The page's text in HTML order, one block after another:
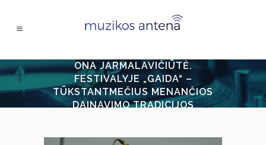
ONA JARMALAVIČIŪTĖ.
FESTIVALYJE „GAIDA“ –
TŪKSTANTMEČIUS MENANČIOS
DAINAVIMO TRADICIJOS